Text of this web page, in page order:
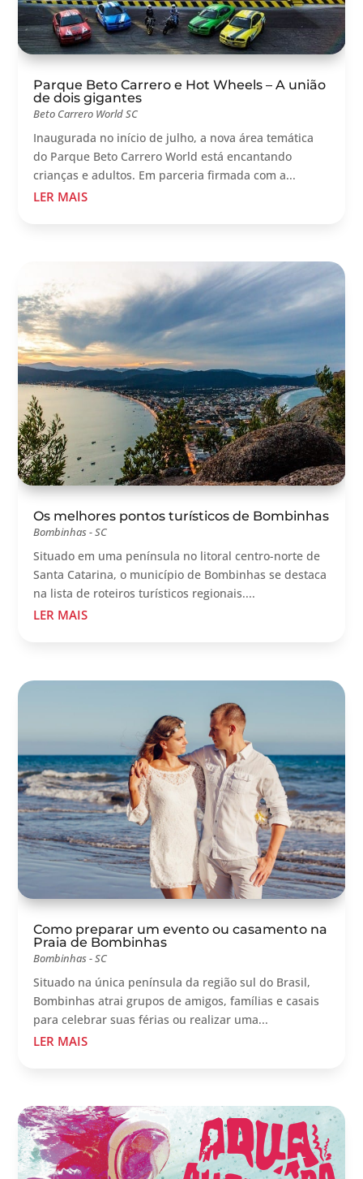
Parque Beto Carrero e Hot Wheels – A união
de dois gigantes
Beto Carrero World SC
Inaugurada no início de julho, a nova área temática
do Parque Beto Carrero World está encantando
crianças e adultos. Em parceria firmada com a...
LER MAIS
Os melhores pontos turísticos de Bombinhas
Bombinhas - SC
Situado em uma península no litoral centro-norte de
Santa Catarina, o município de Bombinhas se destaca
na lista de roteiros turísticos regionais....
LER MAIS
Como preparar um evento ou casamento na
Praia de Bombinhas
Bombinhas - SC
Situado na única península da região sul do Brasil,
Bombinhas atrai grupos de amigos, famílias e casais
para celebrar suas férias ou realizar uma...
LER MAIS